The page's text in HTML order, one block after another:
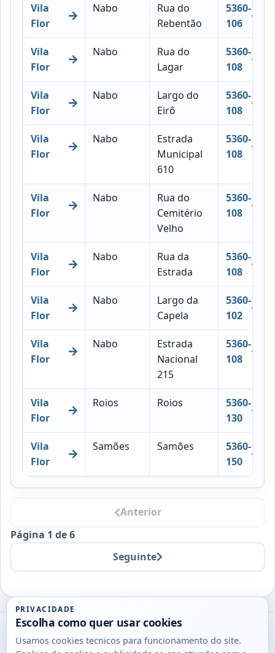
Vila
Flor
Nabo
Rua do
Rebentão
5360-
106
Vila
Flor
Nabo
Rua do
Lagar
5360-
108
Vila
Flor
Nabo
Largo do
Eirô
5360-
108
Vila
Flor
Nabo
Estrada
Municipal
610
5360-
108
Vila
Flor
Nabo
Rua do
Cemitério
Velho
5360-
108
Vila
Flor
Nabo
Rua da
Estrada
5360-
108
Vila
Flor
Nabo
Largo da
Capela
5360-
102
Vila
Flor
Nabo
Estrada
Nacional
215
5360-
108
Vila
Flor
Roios Roios
5360-
130
Vila
Flor
Samões Samões
5360-
150
Anterior
Página 1 de 6
Seguinte
Utils
DB
PRIVACIDADE
Escolha como quer usar cookies
Usamos cookies tecnicos para funcionamento do site.